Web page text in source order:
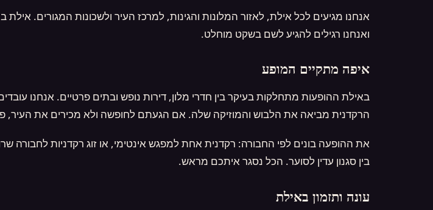
אנחנו מגיעים לכל אילת, לאזור המלונות והגינות, למרכז העיר ולשכונות המגורים. אילת
ואנחנו רגילים להגיע לשם בשקט מוחלט.
איפה מתקיים המופע
באילת ההופעות מתחלקות בעיקר בין חדרי מלון, דירות נופש ובתים פרטיים. אנחנו
הרקדנית מביאה את הלבוש והמוזיקה שלה. אם הגעתם לחופשה ולא מכירים את העיר,
את ההופעה בונים לפי החבורה: רקדנית אחת למפגש אינטימי, או זוג רקדניות
בין סגנון עדין לסוער. הכל נסגר איתכם מראש.
עונה ותזמון באילת